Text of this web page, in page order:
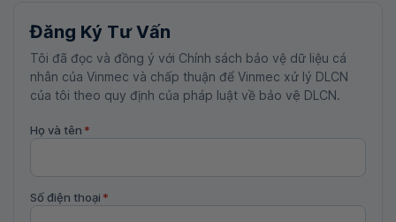
Đăng Ký Tư Vấn
Tôi đã đọc và đồng ý với Chính sách bảo vệ dữ liệu cá
nhân của Vinmec và chấp thuận để Vinmec xử lý DLCN
của tôi theo quy định của pháp luật về bảo vệ DLCN.
Họ và tên *
Số điện thoại *